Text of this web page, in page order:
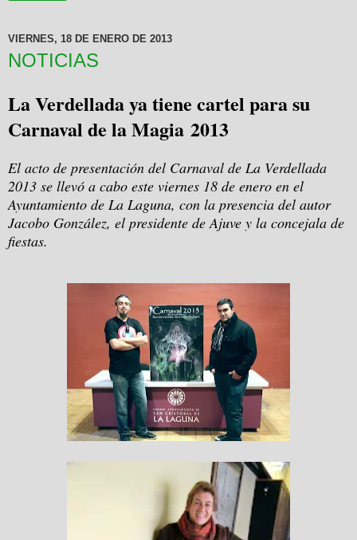
VIERNES, 18 DE ENERO DE 2013
NOTICIAS
La Verdellada ya tiene cartel para su
Carnaval de la Magia 2013
El acto de presentación del Carnaval de La Verdellada
2013 se llevó a cabo este viernes 18 de enero en el
Ayuntamiento de La Laguna, con la presencia del autor
Jacobo González, el presidente de Ajuve y la concejala de
fiestas.